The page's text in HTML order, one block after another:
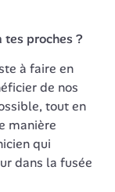
proches ?
à faire en
de nos
tout en
manière
qui
dans la fusée